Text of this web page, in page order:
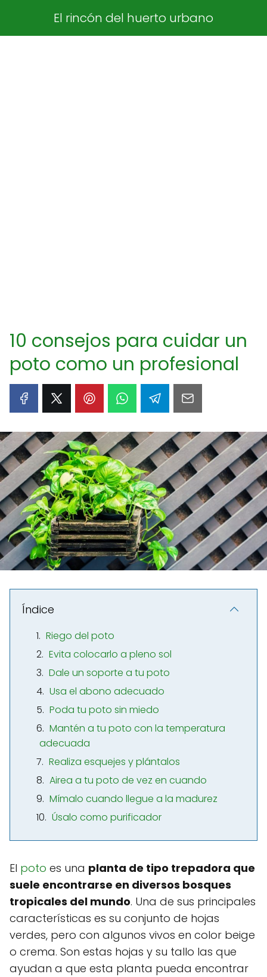
El rincón del huerto urbano
10 consejos para cuidar un
poto como un profesional
Índice
Riego del poto
Evita colocarlo a pleno sol
Dale un soporte a tu poto
Usa el abono adecuado
Poda tu poto sin miedo
Mantén a tu poto con la temperatura
adecuada
Realiza esquejes y plántalos
Airea a tu poto de vez en cuando
Mímalo cuando llegue a la madurez
Úsalo como purificador
El poto es una planta de tipo trepadora que
suele encontrarse en diversos bosques
tropicales del mundo. Una de sus principales
características es su conjunto de hojas
verdes, pero con algunos vivos en color beige
o crema. Son estas hojas y su tallo las que
ayudan a que esta planta pueda encontrar